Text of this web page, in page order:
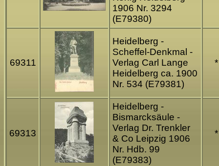
1906 Nr. 3294
(E79380)
69311
Heidelberg -
Scheffel-Denkmal -
Verlag Carl Lange
Heidelberg ca. 1900
Nr. 534 (E79381)
*
69313
Heidelberg -
Bismarcksäule -
Verlag Dr. Trenkler
& Co Leipzig 1906
Nr. Hdb. 99
(E79383)
*